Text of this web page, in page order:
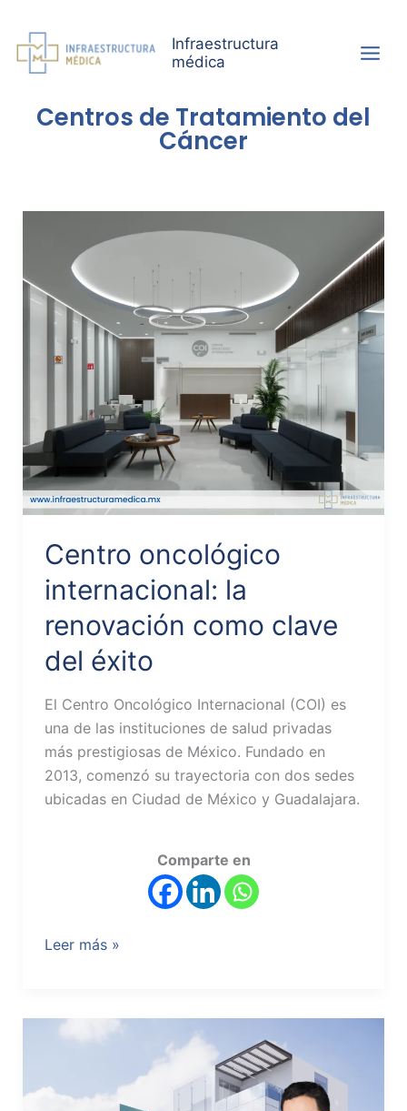
contenido
Infraestructura
médica
Centros de Tratamiento del
Cáncer
Centro oncológico
internacional: la
renovación como clave
del éxito
El Centro Oncológico Internacional (COI) es
una de las instituciones de salud privadas
más prestigiosas de México. Fundado en
2013, comenzó su trayectoria con dos sedes
ubicadas en Ciudad de México y Guadalajara.
Comparte en
oncológico
internacional:
la
renovación
como
clave
éxito
Leer más »
excelencia